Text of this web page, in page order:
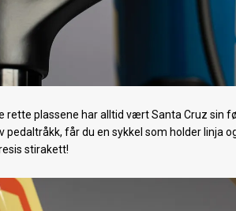
rette plassene har alltid vært Santa Cruz sin
pedaltråkk, får du en sykkel som holder linja
stirakett!